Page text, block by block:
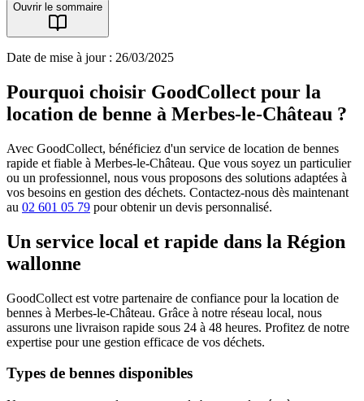
Ouvrir le sommaire
Date de mise à jour : 26/03/2025
Pourquoi choisir GoodCollect pour la
location de benne à Merbes-le-Château ?
Avec GoodCollect, bénéficiez d'un service de location de bennes
rapide et fiable à Merbes-le-Château. Que vous soyez un particulier
ou un professionnel, nous vous proposons des solutions adaptées à
vos besoins en gestion des déchets. Contactez-nous dès maintenant
au 02 601 05 79 pour obtenir un devis personnalisé.
Un service local et rapide dans la Région
wallonne
GoodCollect est votre partenaire de confiance pour la location de
bennes à Merbes-le-Château. Grâce à notre réseau local, nous
assurons une livraison rapide sous 24 à 48 heures. Profitez de notre
expertise pour une gestion efficace de vos déchets.
Types de bennes disponibles